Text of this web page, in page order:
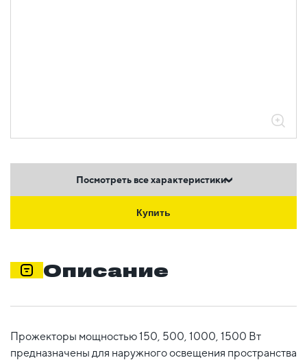
Посмотреть все характеристики
Купить
Описание
Прожекторы мощностью 150, 500, 1000, 1500 Вт
предназначены для наружного освещения пространства